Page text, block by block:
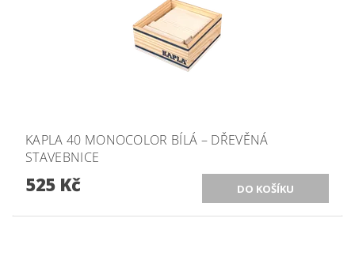
KAPLA 40 MONOCOLOR BÍLÁ – DŘEVĚNÁ
STAVEBNICE
525 Kč